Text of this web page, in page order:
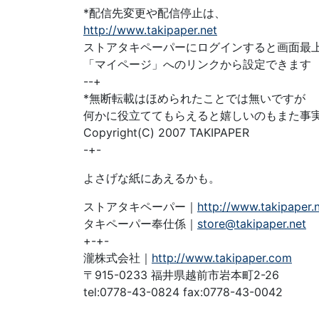
*配信先変更や配信停止は、
http://www.takipaper.net
ストアタキペーパーにログインすると画面最
「マイページ」へのリンクから設定できます
--+
*無断転載はほめられたことでは無いですが
何かに役立ててもらえると嬉しいのもまた事
Copyright(C) 2007 TAKIPAPER
-+-
よさげな紙にあえるかも。
ストアタキペーパー｜ http://
タキペーパー奉仕係｜ store@takipaper.net
+-+-
瀧株式会社｜ http://www.takipaper.com
〒915-0233 福井県越前市岩本町2-26
tel:0778-43-0824 fax:0778-43-0042